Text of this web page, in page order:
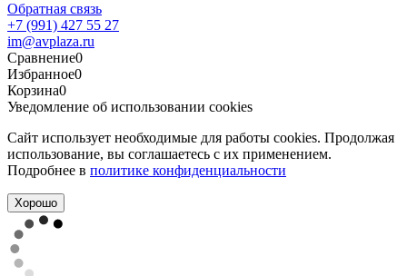
Обратная связь
+7 (991) 427 55 27
im@avplaza.ru
Сравнение0
Избранное0
Корзина0
Уведомление об использовании cookies
Сайт использует необходимые для работы cookies. Продолжая
использование, вы соглашаетесь с их применением.
Подробнее в политике конфиденциальности
Хорошо